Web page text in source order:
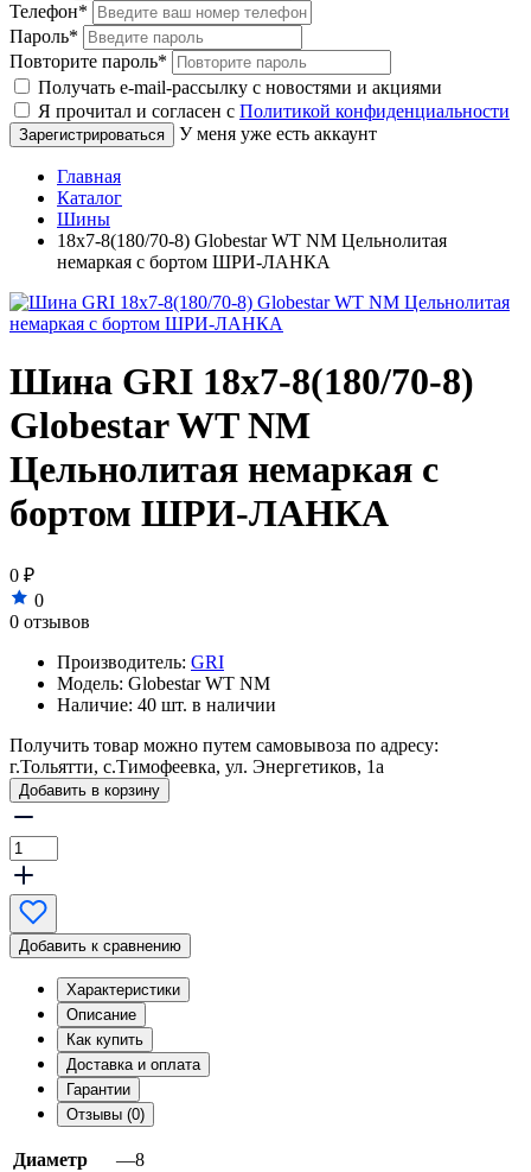
Телефон*
Пароль*
Повторите пароль*
Получать e-mail-рассылку с новостями и акциями
Я прочитал и согласен с Политикой конфиденциальности
У меня уже есть аккаунт
Главная
Каталог
Шины
18x7-8(180/70-8) Globestar WT NM Цельнолитая
немаркая с бортом ШРИ-ЛАНКА
Шина GRI 18x7-8(180/70-8)
Globestar WT NM
Цельнолитая немаркая с
бортом ШРИ-ЛАНКА
0 ₽
0
0 отзывов
Производитель: GRI
Модель: Globestar WT NM
Наличие: 40 шт. в наличии
Получить товар можно путем самовывоза по адресу:
г.Тольятти, с.Тимофеевка, ул. Энергетиков, 1а
Добавить в корзину
Добавить к сравнению
Характеристики
Описание
Как купить
Доставка и оплата
Гарантии
Отзывы (0)
Диаметр
—8